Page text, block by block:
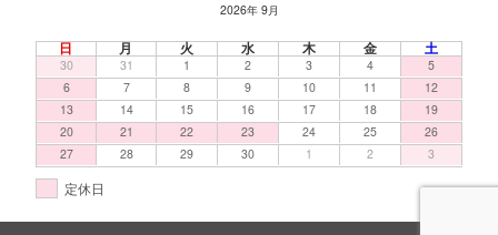
2026年 9月
日 月 火 水 木 金 土
30 31 1 2 3 4
5
6
7 8 9 10 11
12
13
14 15 16 17 18
19
20
21 22 23 24 25
26
27
28 29 30 1 2 3
定休日